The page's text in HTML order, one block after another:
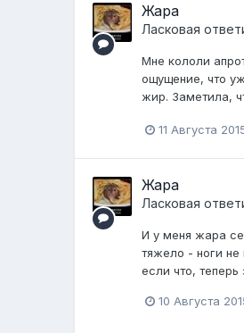
Жара
Ласковая
Мне кололи
ощущение, что
жир. Заметила,
11 Августа
Жара
Ласковая
И у меня жара
тяжело - ноги не
если что,
10 Августа